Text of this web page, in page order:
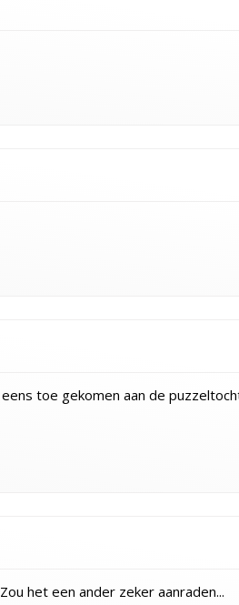
toe gekomen aan de
het een ander zeker aanraden...